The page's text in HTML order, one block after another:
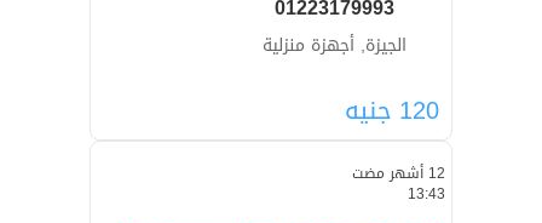
01223179993
الجيزة, أجهزة منزلية
120 جنيه
12 أشهر مضت
13:43